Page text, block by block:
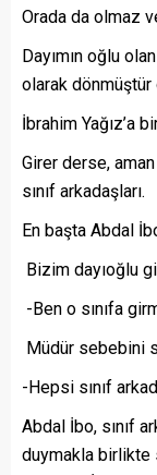
Orada da olmaz
Dayımın oğlu
olarak dönmüştür
İbrahim Yağız’a
Girer derse, aman
sınıf arkadaşları.
En başta Abdal
Bizim dayıoğlu
-Ben o sınıfa
Müdür sebebini
-Hepsi sınıf
Abdal İbo, sınıf
duymakla birlikte